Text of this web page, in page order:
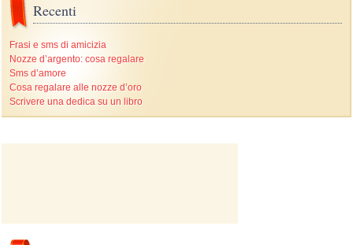
Recenti
Frasi e sms di amicizia
Nozze d’argento: cosa regalare
Sms d’amore
Cosa regalare alle nozze d’oro
Scrivere una dedica su un libro